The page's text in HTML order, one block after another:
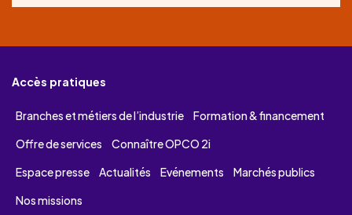
Accès pratiques
Branches et métiers de l’industrie
Formation & financement
Offre de services
Connaître OPCO 2i
Espace presse
Actualités Evénements
Marchés publics
Nos missions